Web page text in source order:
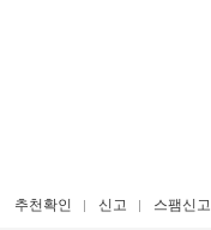
추천확인 신고 스팸신고